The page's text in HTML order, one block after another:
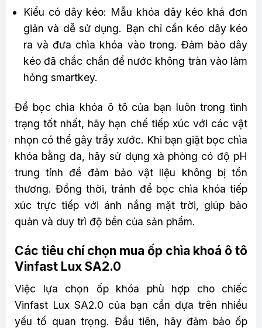
Kiểu có dây kéo: Mẫu khóa dây kéo khá đơn
giản và dễ sử dụng. Bạn chỉ cần kéo dây kéo
ra và đưa chìa khóa vào trong. Đảm bảo dây
kéo đã chắc chắn để nước không tràn vào làm
hỏng smartkey.
Để bọc chìa khóa ô tô của bạn luôn trong tình
trạng tốt nhất, hãy hạn chế tiếp xúc với các vật
nhọn có thể gây trầy xước. Khi bạn giặt bọc chìa
khóa bằng da, hãy sử dụng xà phòng có độ pH
trung tính để đảm bảo vật liệu không bị tổn
thương. Đồng thời, tránh để bọc chìa khóa tiếp
xúc trực tiếp với ánh nắng mặt trời, giúp bảo
quản và duy trì độ bền của sản phẩm.
Các tiêu chí chọn mua ốp chìa khoá ô tô
Vinfast Lux SA2.0
Việc lựa chọn ốp khóa phù hợp cho chiếc
Vinfast Lux SA2.0 của bạn cần dựa trên nhiều
yếu tố quan trọng. Đầu tiên, hãy đảm bảo ốp